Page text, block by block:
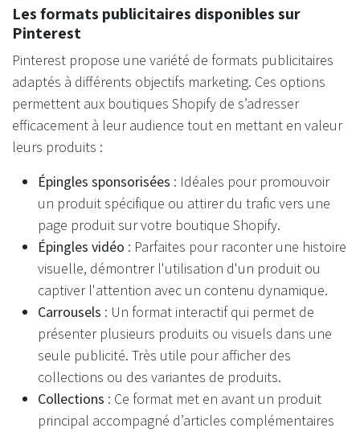
Les formats publicitaires disponibles sur
Pinterest
Pinterest propose une variété de formats publicitaires
adaptés à différents objectifs marketing. Ces options
permettent aux boutiques Shopify de s’adresser
efficacement à leur audience tout en mettant en valeur
leurs produits :
Épingles sponsorisées : Idéales pour promouvoir
un produit spécifique ou attirer du trafic vers une
page produit sur votre boutique Shopify.
Épingles vidéo : Parfaites pour raconter une histoire
visuelle, démontrer l'utilisation d'un produit ou
captiver l'attention avec un contenu dynamique.
Carrousels : Un format interactif qui permet de
présenter plusieurs produits ou visuels dans une
seule publicité. Très utile pour afficher des
collections ou des variantes de produits.
Collections : Ce format met en avant un produit
principal accompagné d’articles complémentaires